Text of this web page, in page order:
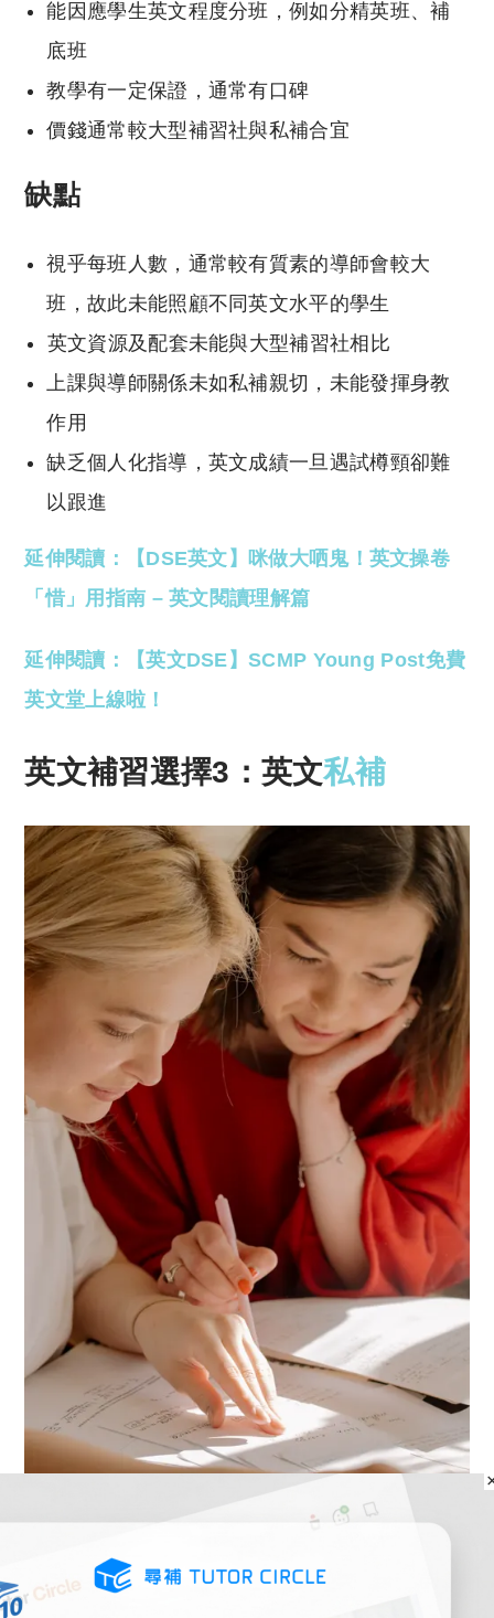
能因應學生英文程度分班，例如分精英班、補
底班
教學有一定保證，通常有口碑
價錢通常較大型補習社與私補合宜
缺點
視乎每班人數，通常較有質素的導師會較大
班，故此未能照顧不同英文水平的學生
英文資源及配套未能與大型補習社相比
上課與導師關係未如私補親切，未能發揮身教
作用
缺乏個人化指導，英文成績一旦遇試樽頸卻難
以跟進
延伸閱讀：【DSE英文】咪做大哂鬼！英文操卷
「惜」用指南 – 英文閱讀理解篇
延伸閱讀：【英文DSE】SCMP Young Post免費
英文堂上線啦！
英文補習選擇3：英文私補
私補可以帶來個人化服務，可以認識學生的弱處，以對症下藥（
好處